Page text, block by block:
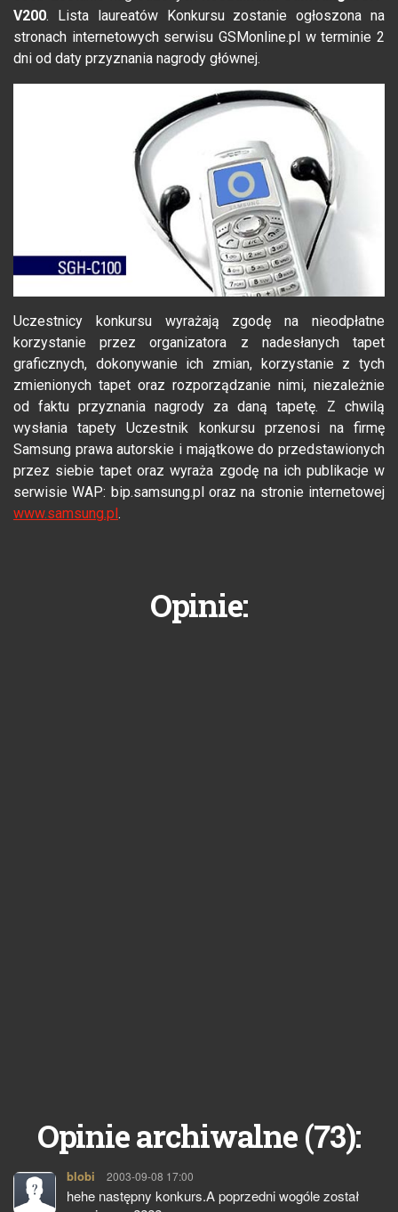
V200. Lista laureatów Konkursu zostanie ogłoszona na
stronach internetowych serwisu GSMonline.pl w terminie 2
dni od daty przyznania nagrody głównej.
Uczestnicy konkursu wyrażają zgodę na nieodpłatne
korzystanie przez organizatora z nadesłanych tapet
graficznych, dokonywanie ich zmian, korzystanie z tych
zmienionych tapet oraz rozporządzanie nimi, niezależnie
od faktu przyznania nagrody za daną tapetę. Z chwilą
wysłania tapety Uczestnik konkursu przenosi na firmę
Samsung prawa autorskie i majątkowe do przedstawionych
przez siebie tapet oraz wyraża zgodę na ich publikacje w
serwisie WAP: bip.samsung.pl oraz na stronie internetowej
www.samsung.pl .
Opinie:
Opinie archiwalne (73):
blobi pisze:
2003-09-08 17:00
hehe następny konkurs.A poprzedni wogóle został